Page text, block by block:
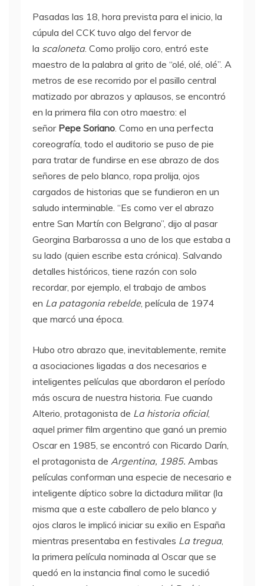
Pasadas las 18, hora prevista para el inicio, la
cúpula del CCK tuvo algo del fervor de
la scaloneta. Como prolijo coro, entró este
maestro de la palabra al grito de “olé, olé, olé”. A
metros de ese recorrido por el pasillo central
matizado por abrazos y aplausos, se encontró
en la primera fila con otro maestro: el
señor Pepe Soriano. Como en una perfecta
coreografía, todo el auditorio se puso de pie
para tratar de fundirse en ese abrazo de dos
señores de pelo blanco, ropa prolija, ojos
cargados de historias que se fundieron en un
saludo interminable. “Es como ver el abrazo
entre San Martín con Belgrano”, dijo al pasar
Georgina Barbarossa a uno de los que estaba a
su lado (quien escribe esta crónica). Salvando
detalles históricos, tiene razón con solo
recordar, por ejemplo, el trabajo de ambos
en La patagonia rebelde, película de 1974
que marcó una época.
Hubo otro abrazo que, inevitablemente, remite
a asociaciones ligadas a dos necesarios e
inteligentes películas que abordaron el período
más oscura de nuestra historia. Fue cuando
Alterio, protagonista de La historia oficial,
aquel primer film argentino que ganó un premio
Oscar en 1985, se encontró con Ricardo Darín,
el protagonista de Argentina, 1985. Ambas
películas conforman una especie de necesario e
inteligente díptico sobre la dictadura militar (la
misma que a este caballero de pelo blanco y
ojos claros le implicó iniciar su exilio en España
mientras presentaba en festivales La tregua,
la primera película nominada al Oscar que se
quedó en la instancia final como le sucedió